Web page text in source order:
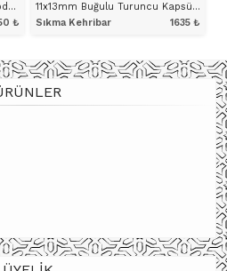
4x7mm Şeffaf Mor Kesme Model Tesbih
₺
11x13mm Buğulu Turuncu Kapsül Maskot Model Tesbih
Sıkma Kehribar
1635₺
ÜRÜNÜ İNCELE